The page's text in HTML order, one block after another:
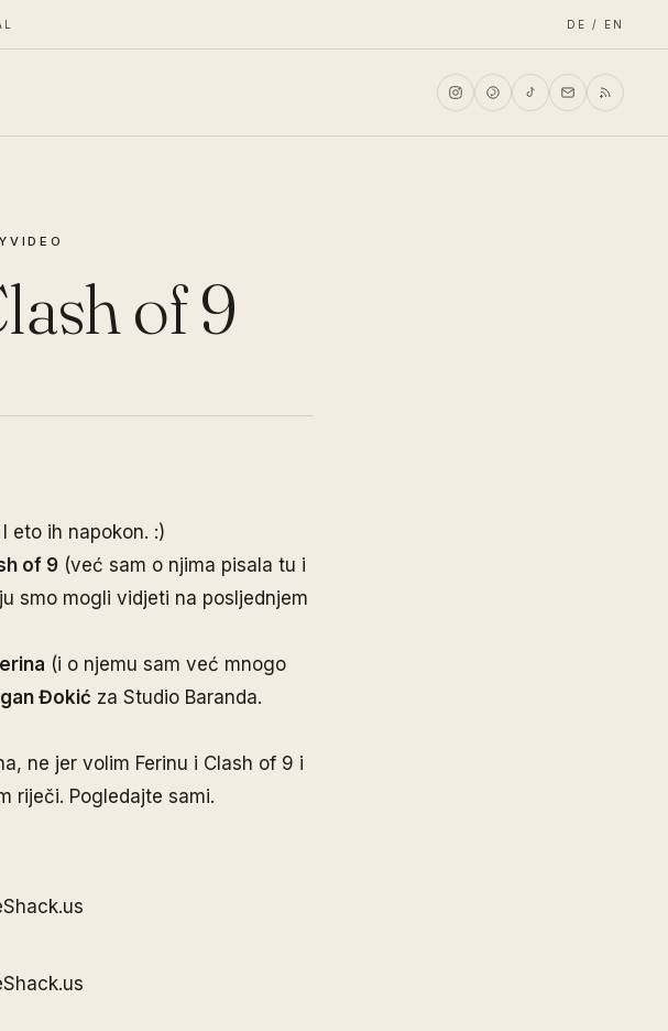
DE / EN
VIDEO
of 9
eto ih napokon. :)
of 9(već sam o njima pisala tu i
smo mogli vidjeti na posljednjem
(i o njemu sam već mnogo
Đokić za Studio Baranda.
ne jer volim Ferinu i Clash of 9 i
riječi. Pogledajte sami.